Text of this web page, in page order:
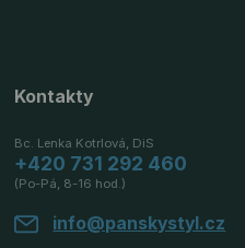
Kontakty
Bc. Lenka Kotrlová, DiS
+420 731 292 460
(Po-Pá, 8-16 hod.)
info@panskystyl.cz